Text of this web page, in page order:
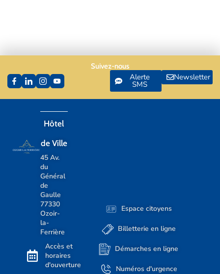
Hôtel
de Ville
45 Av.
du
Général
de
Gaulle
77330
Ozoir-
la-
Ferrière
Accès et
horaires
d'ouverture
Espace citoyens
Billetterie en ligne
Démarches en ligne
Numéros d'urgence
Suivez-nous
Alerte
SMS
Newsletter